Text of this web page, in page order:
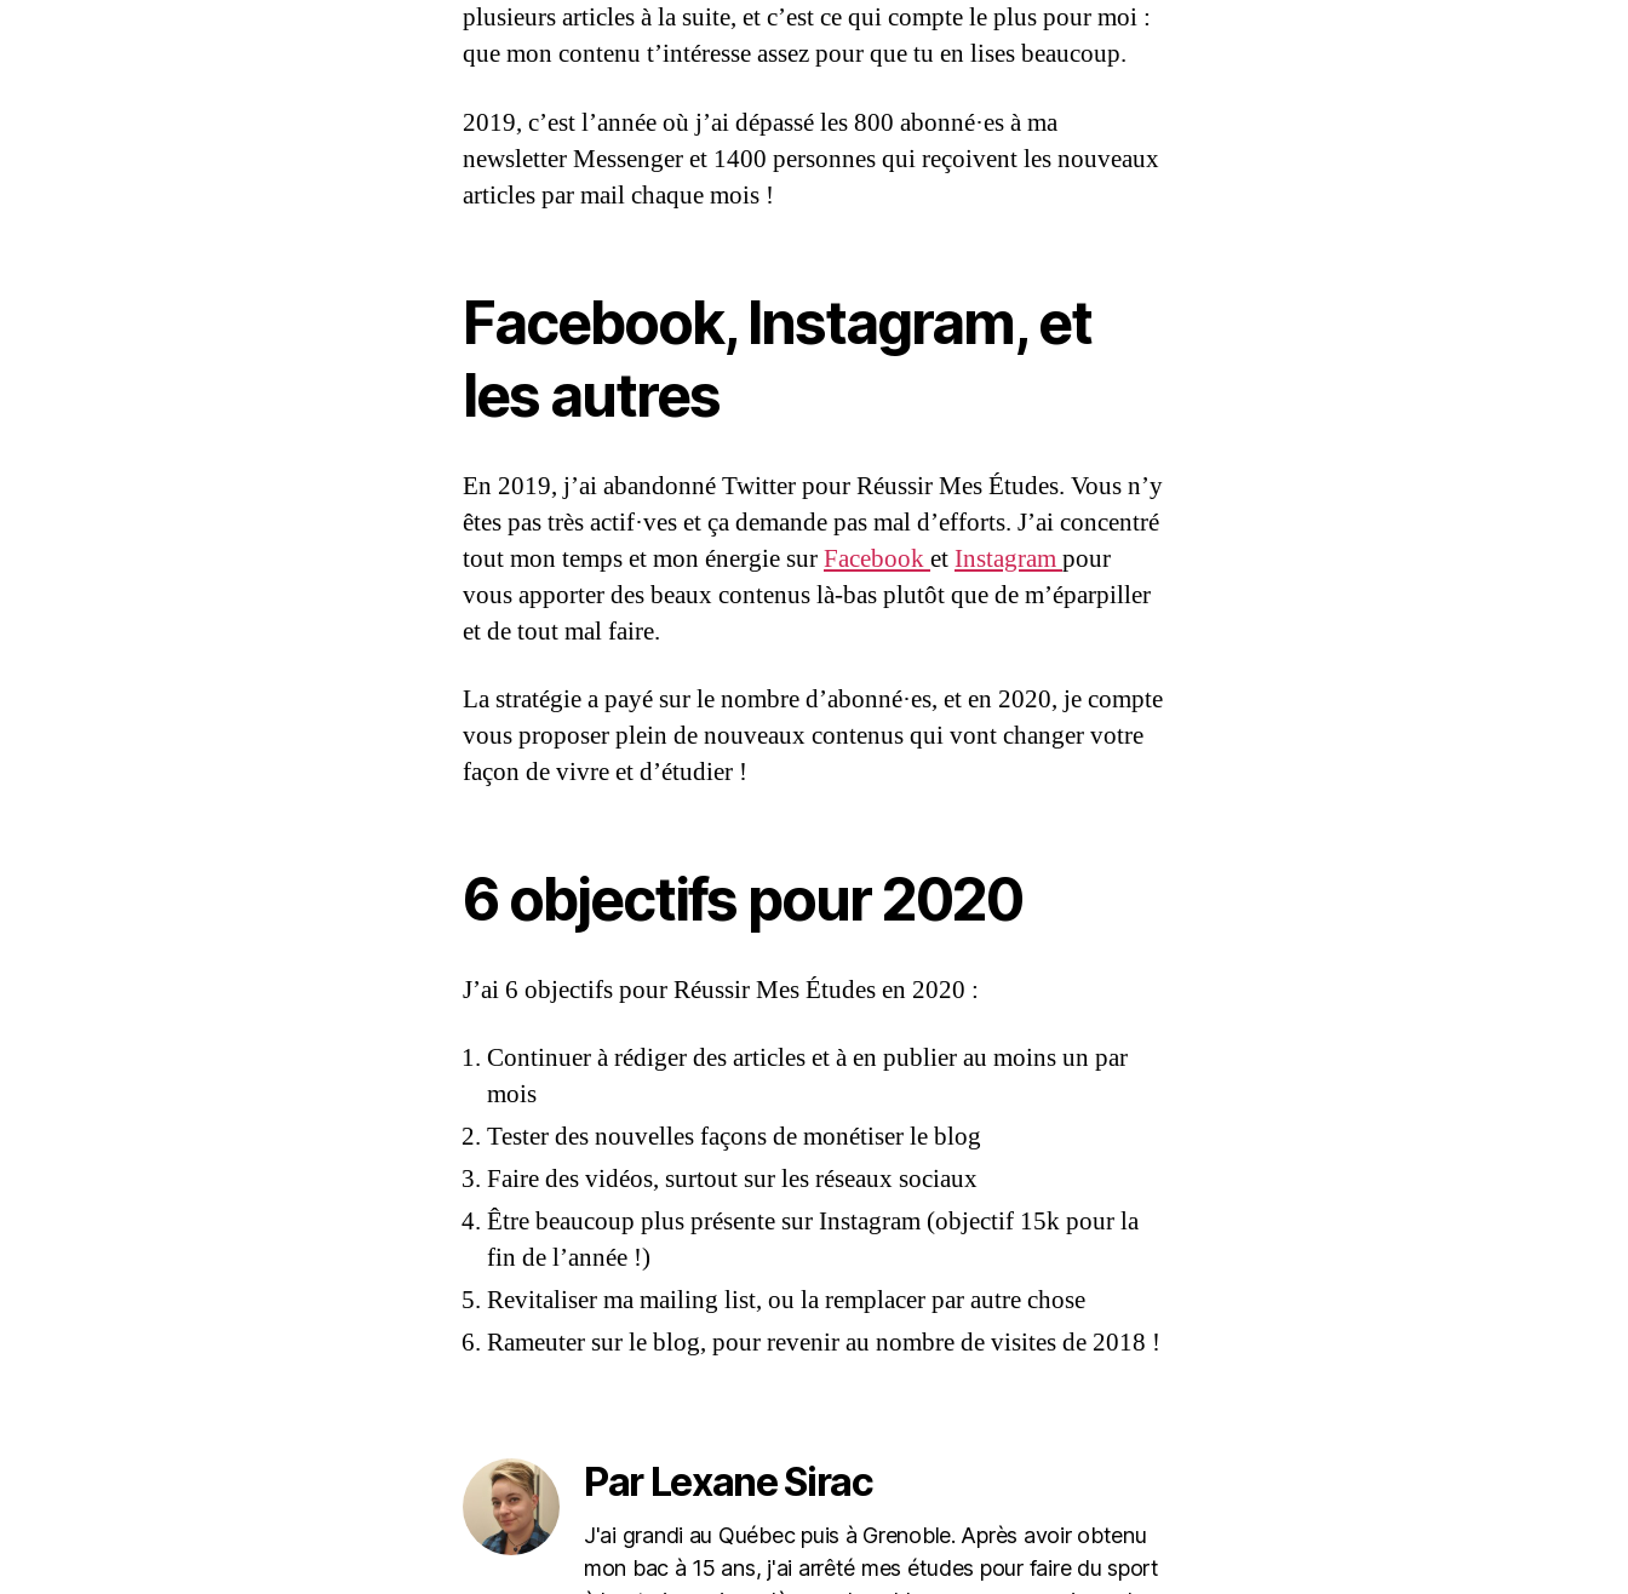
plusieurs articles à la suite, et c’est ce qui compte le plus pour moi :
que mon contenu t’intéresse assez pour que tu en lises beaucoup.
2019, c’est l’année où j’ai dépassé les 800 abonné·es à ma
newsletter Messenger et 1400 personnes qui reçoivent les nouveaux
articles par mail chaque mois !
Facebook, Instagram, et
les autres
En 2019, j’ai abandonné Twitter pour Réussir Mes Études. Vous n’y
êtes pas très actif·ves et ça demande pas mal d’efforts. J’ai concentré
tout mon temps et mon énergie surFacebooketInstagrampour
vous apporter des beaux contenus là-bas plutôt que de m’éparpiller
et de tout mal faire.
La stratégie a payé sur le nombre d’abonné·es, et en 2020, je compte
vous proposer plein de nouveaux contenus qui vont changer votre
façon de vivre et d’étudier !
6 objectifs pour 2020
J’ai 6 objectifs pour Réussir Mes Études en 2020 :
Continuer à rédiger des articles et à en publier au moins un par
mois
Tester des nouvelles façons de monétiser le blog
Faire des vidéos, surtout sur les réseaux sociaux
Être beaucoup plus présente sur Instagram (objectif 15k pour la
fin de l’année !)
Revitaliser ma mailing list, ou la remplacer par autre chose
Rameuter sur le blog, pour revenir au nombre de visites de 2018 !
Par Lexane Sirac
J'ai grandi au Québec puis à Grenoble. Après avoir obtenu
mon bac à 15 ans, j'ai arrêté mes études pour faire du sport